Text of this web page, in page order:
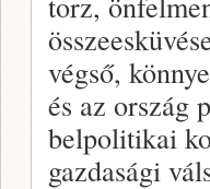
végső,
és az ország
belpolitikai
gazdasági